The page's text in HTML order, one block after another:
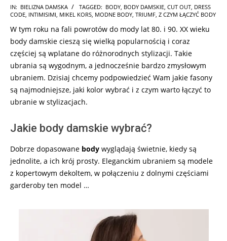
2025-
05-
28
IN: BIELIZNA DAMSKA TAGGED: BODY BODY DAMSKIE CUT OUT DRESS
CODE INTIMISIMI MIKEL KORS MODNE BODY TRIUMF Z CZYM ŁĄCZYĆ BODY
W tym roku na fali powrotów do mody lat 80. i 90. XX wieku
body damskie cieszą się wielką popularnością i coraz
częściej są wplatane do różnorodnych stylizacji. Takie
ubrania są wygodnym, a jednocześnie bardzo zmysłowym
ubraniem. Dzisiaj chcemy podpowiedzieć Wam jakie fasony
są najmodniejsze, jaki kolor wybrać i z czym warto łączyć to
ubranie w stylizacjach.
Jakie body damskie wybrać?
Dobrze dopasowane body wyglądają świetnie, kiedy są
jednolite, a ich krój prosty. Eleganckim ubraniem są modele
z kopertowym dekoltem, w połączeniu z dolnymi częściami
garderoby ten model …